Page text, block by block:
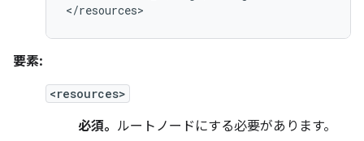
</resources>
要素:
<resources>
必須。 ルートノードにする必要があります。